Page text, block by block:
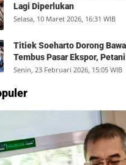
Lagi Diperlukan
Selasa, 10 Maret 2026, 16:31 WIB
Titiek Soeharto Dorong
Tembus Pasar Ekspor,
Juta per Hektare
Senin, 23 Februari 2026, 15:05 WIB